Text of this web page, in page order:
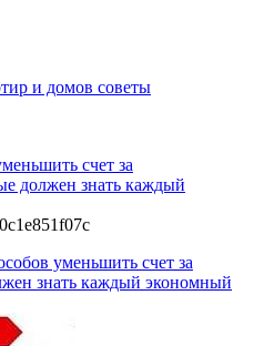
и домов советы
счет за
должен знать каждый
уменьшить счет за
знать каждый экономный